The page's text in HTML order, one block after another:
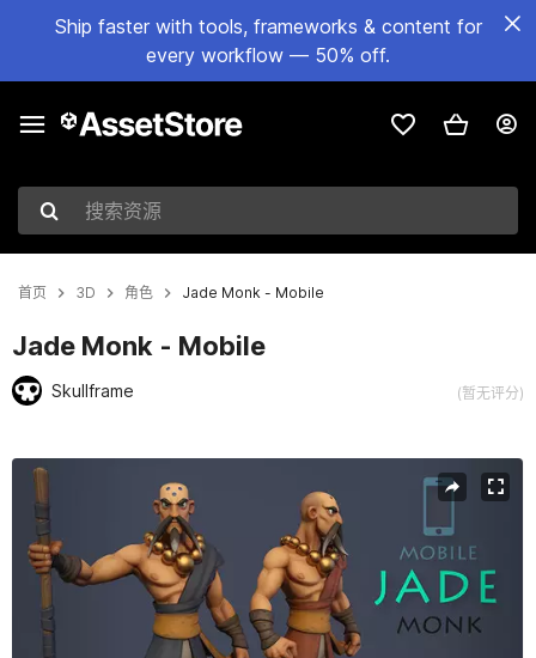
Ship faster with tools, frameworks & content for
every workflow — 50% off.
搜索资源
首页 3D 角色 Jade Monk - Mobile
Jade Monk - Mobile
Skullframe (暂无评分)
当前幻灯片：1 / 5